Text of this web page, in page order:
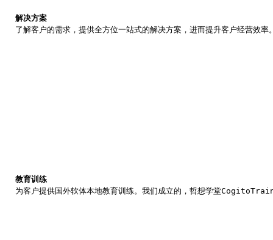
解决方案
了解客户的需求，提供全方位一站式的解决方案，进而提升客户经营效率
教育训练
为客户提供国外软体本地教育训练。我们成立的，哲想学堂